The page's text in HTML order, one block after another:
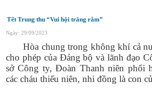
Tết Trung thu “Vui hội trăng rằm”
Ngày: 29/09/2023
Hòa chung trong không khí cả
cho phép của Đảng bộ và lãnh đạo
sở Công ty, Đoàn Thanh niên phối
các cháu thiếu niên, nhi đồng là con